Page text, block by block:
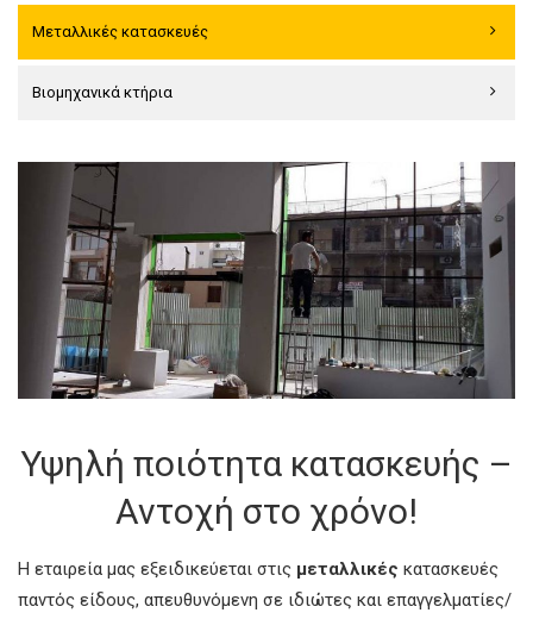
Μεταλλικές κατασκευές
Βιομηχανικά κτήρια
Υψηλή ποιότητα κατασκευής –
Αντοχή στο χρόνο!
Η εταιρεία μας εξειδικεύεται στις μεταλλικές κατασκευές
παντός είδους, απευθυνόμενη σε ιδιώτες και επαγγελματίες/